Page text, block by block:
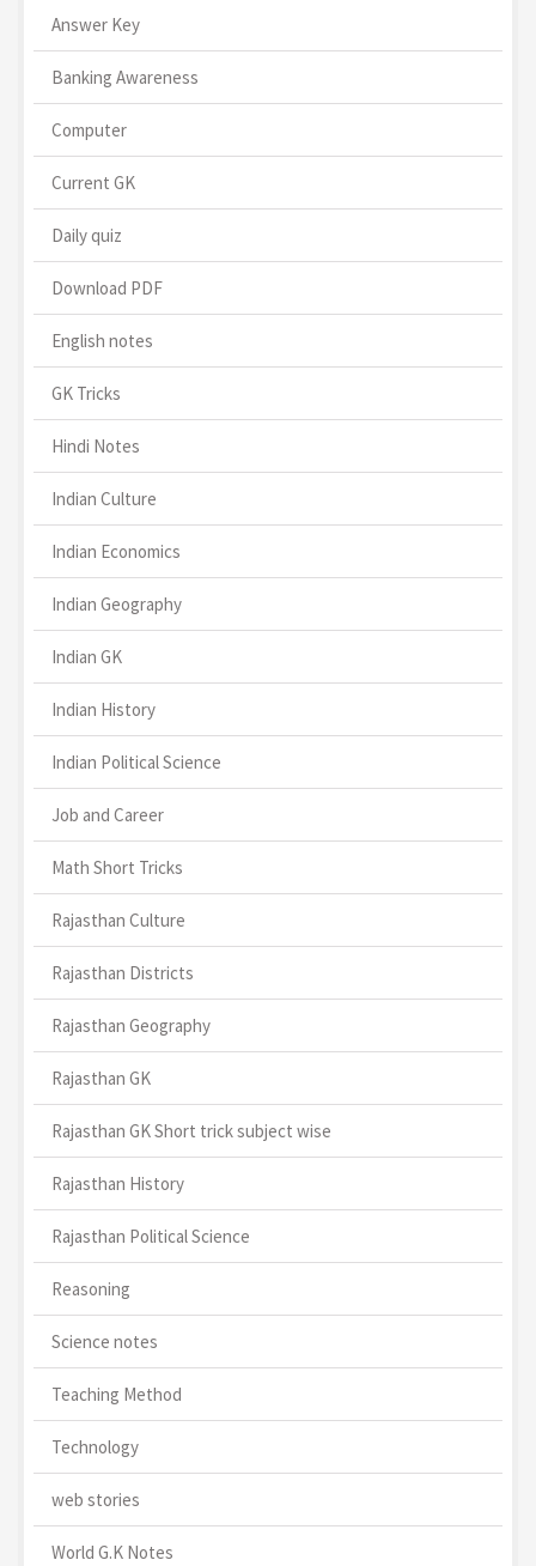
Answer Key
Banking Awareness
Computer
Current GK
Daily quiz
Download PDF
English notes
GK Tricks
Hindi Notes
Indian Culture
Indian Economics
Indian Geography
Indian GK
Indian History
Indian Political Science
Job and Career
Math Short Tricks
Rajasthan Culture
Rajasthan Districts
Rajasthan Geography
Rajasthan GK
Rajasthan GK Short trick subject wise
Rajasthan History
Rajasthan Political Science
Reasoning
Science notes
Teaching Method
Technology
web stories
World G.K Notes